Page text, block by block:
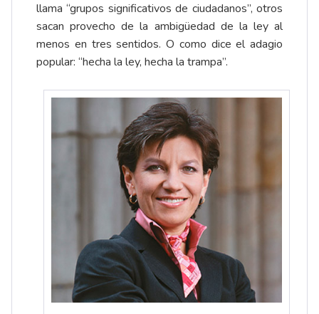
llama “grupos significativos de ciudadanos”, otros
sacan provecho de la ambigüedad de la ley al
menos en tres sentidos. O como dice el adagio
popular: “hecha la ley, hecha la trampa”.